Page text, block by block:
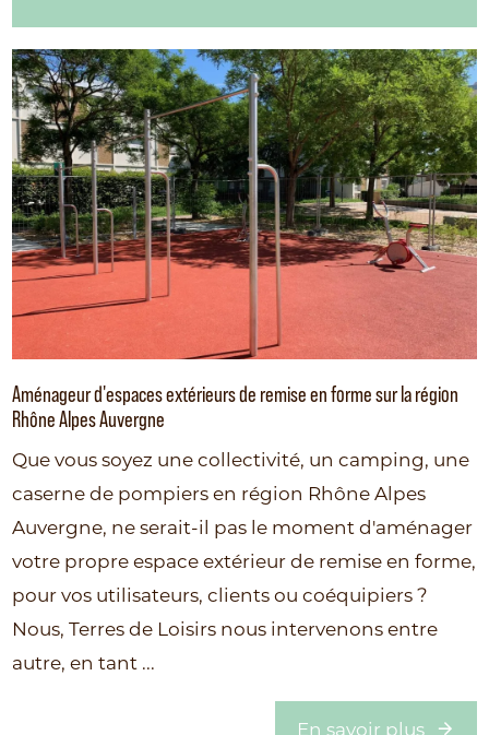
Aménageur d'espaces extérieurs de remise en forme sur la région
Rhône Alpes Auvergne
Que vous soyez une collectivité, un camping, une
caserne de pompiers en région Rhône Alpes
Auvergne, ne serait-il pas le moment d'aménager
votre propre espace extérieur de remise en forme,
pour vos utilisateurs, clients ou coéquipiers ?
Nous, Terres de Loisirs nous intervenons entre
autre, en tant ...
En savoir plus